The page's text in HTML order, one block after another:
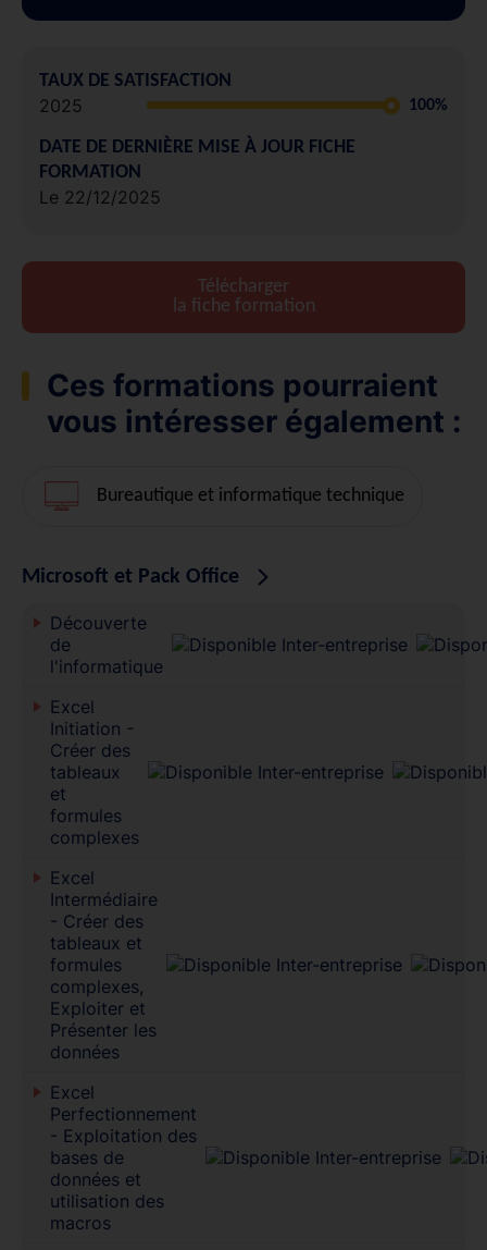
TAUX DE SATISFACTION
2025 100%
DATE DE DERNIÈRE MISE À JOUR FICHE
FORMATION
Le 22/12/2025
Télécharger
la fiche formation
Ces formations pourraient
vous intéresser également :
Bureautique et informatique technique
Microsoft et Pack Office
Découverte
de
l'informatique
Excel
Initiation -
Créer des
tableaux
et
formules
complexes
Excel
Intermédiaire
- Créer des
tableaux et
formules
complexes,
Exploiter et
Présenter les
données
Excel
Perfectionnement
- Exploitation des
bases de
données et
utilisation des
macros